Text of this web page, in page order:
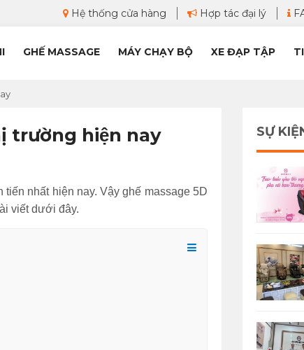
Hệ thống cửa hàng Hợp tác đại lý
GHẾ MASSAGE MÁY CHẠY BỘ XE ĐẠP TẬP
trường hiện nay
nhất hiện nay. Vậy ghế massage 5D
viết dưới đây.
SỰ